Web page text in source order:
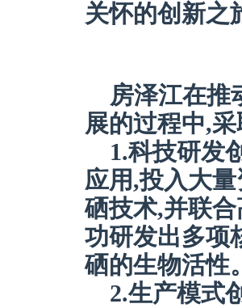
关怀的创新之
房泽江在推
展的过程中,
1.科技研发
应用,投入大
硒技术,并联
功研发出多项
硒的生物活性。
2.生产模式